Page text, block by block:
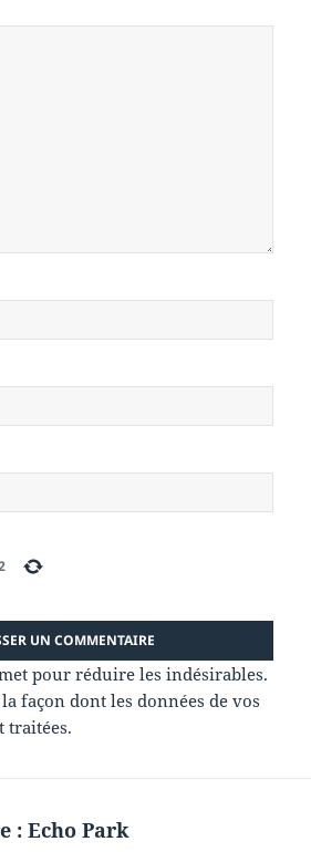
pour réduire les indésirables.
façon dont les données de vos
traitées.
: Echo Park